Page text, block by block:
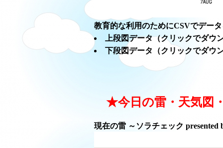
教育的な利用のためにCSVでデー
上段図データ（クリックでダウ
下段図データ（クリックでダウ
★今日の雷・天気図
現在の雷 ～ソラチェック presented